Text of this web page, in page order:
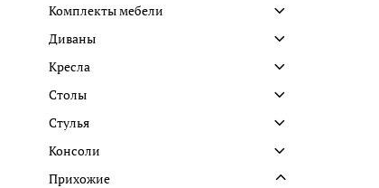
Комплекты мебели
Диваны
Кресла
Столы
Стулья
Консоли
Прихожие